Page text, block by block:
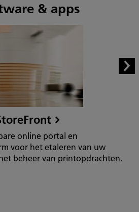
& apps
online portal en
voor het etaleren van uw
beheer van printopdrachten.